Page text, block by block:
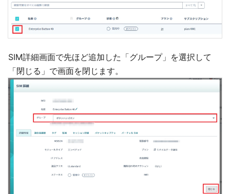
SIM詳細画面で先ほど追加した「グループ」を選択して
「閉じる」で画面を閉じます。